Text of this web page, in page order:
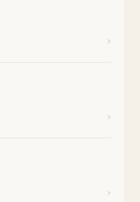
›
›
›